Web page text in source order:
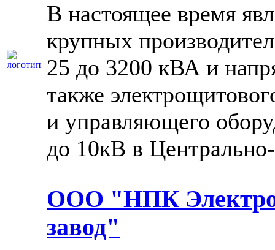
В настоящее время
крупных
25 до 3200 кВА и
также
и управляющего
до 10кВ в
ООО "НПК
завод"